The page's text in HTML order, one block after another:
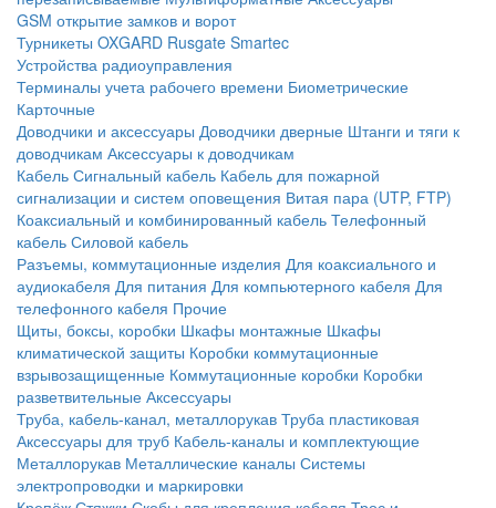
GSM открытие замков и ворот
Турникеты OXGARD Rusgate Smartec
Устройства радиоуправления
Терминалы учета рабочего времени Биометрические
Карточные
Доводчики и аксессуары Доводчики дверные Штанги и тяги к
доводчикам Аксессуары к доводчикам
Кабель Сигнальный кабель Кабель для пожарной
сигнализации и систем оповещения Витая пара (UTP, FTP)
Коаксиальный и комбинированный кабель Телефонный
кабель Силовой кабель
Разъемы, коммутационные изделия Для коаксиального и
аудиокабеля Для питания Для компьютерного кабеля Для
телефонного кабеля Прочие
Щиты, боксы, коробки Шкафы монтажные Шкафы
климатической защиты Коробки коммутационные
взрывозащищенные Коммутационные коробки Коробки
разветвительные Аксессуары
Труба, кабель-канал, металлорукав Труба пластиковая
Аксессуары для труб Кабель-каналы и комплектующие
Металлорукав Металлические каналы Системы
электропроводки и маркировки